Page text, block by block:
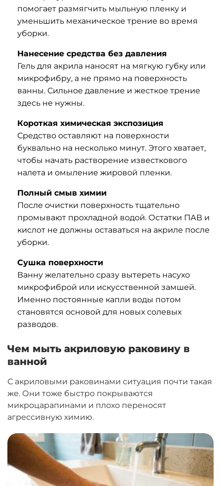
помогает размягчить мыльную пленку и
уменьшить механическое трение во время
уборки.
Нанесение средства без давления
Гель для акрила наносят на мягкую губку или
микрофибру, а не прямо на поверхность
ванны. Сильное давление и жесткое трение
здесь не нужны.
Короткая химическая экспозиция
Средство оставляют на поверхности
буквально на несколько минут. Этого хватает,
чтобы начать растворение известкового
налета и омыление жировой пленки.
Полный смыв химии
После очистки поверхность тщательно
промывают прохладной водой. Остатки ПАВ и
кислот не должны оставаться на акриле после
уборки.
Сушка поверхности
Ванну желательно сразу вытереть насухо
микрофиброй или искусственной замшей.
Именно постоянные капли воды потом
становятся основой для новых солевых
разводов.
Чем мыть акриловую раковину в
ванной
С акриловыми раковинами ситуация почти такая
же. Они тоже быстро покрываются
микроцарапинами и плохо переносят
агрессивную химию.